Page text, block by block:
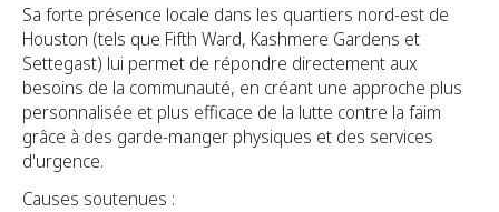
Sa forte présence locale dans les quartiers nord-est de
Houston (tels que Fifth Ward, Kashmere Gardens et
Settegast) lui permet de répondre directement aux
besoins de la communauté, en créant une approche plus
personnalisée et plus efficace de la lutte contre la faim
grâce à des garde-manger physiques et des services
d'urgence.
Causes soutenues :